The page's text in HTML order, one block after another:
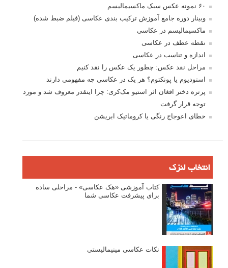
۶۰ نمونه عکس سبک ماکسیمالیسم
وبینار دوره جامع آموزش ترکیب بندی عکاسی (فیلم ضبط شده)
ماکسیمالیسم در عکاسی
نقطه عطف در عکاسی
اندازه و تناسب در عکاسی
مراحل نقد عکس: چطور یک عکس را نقد کنیم
استودیوم یا پونکتوم؟ هر یک در عکاسی چه مفهومی دارند
پرتره دختر افغان اثر استیو مک‌کری: چرا اینقدر معروف شد و مورد
توجه قرار گرفت
خطای اعوجاج رنگی یا کروماتیک ابریشن
انتخاب لنزک
کتاب آموزشی «هک عکاسی» - مراحلی ساده
برای پیشرفت عکاسی شما
نکات عکاسی مینیمالیستی